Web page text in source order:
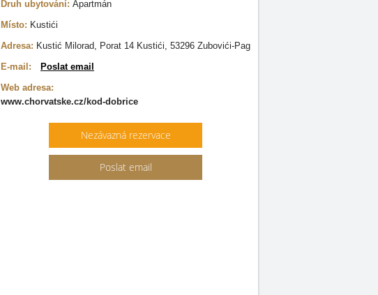
Druh ubytování: Apartmán
Místo: Kustići
Adresa: Kustić Milorad, Porat 14 Kustići, 53296 Zubovići-Pag
E-mail:
Poslat email
Web adresa:
www.chorvatske.cz/kod-dobrice
Nezávazná rezervace
Poslat email